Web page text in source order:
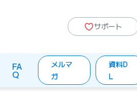
サポート
FA
Q
メルマ
ガ
資料D
L